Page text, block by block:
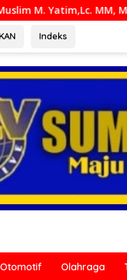
Relawan
Indeks
Otomotif Olahraga